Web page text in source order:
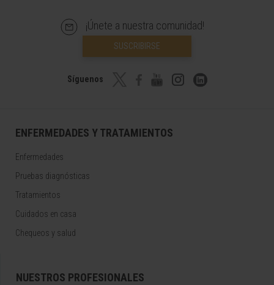
¡Únete a nuestra comunidad!
SUSCRIBIRSE
Síguenos
ENFERMEDADES Y TRATAMIENTOS
Enfermedades
Pruebas diagnósticas
Tratamientos
Cuidados en casa
Chequeos y salud
NUESTROS PROFESIONALES